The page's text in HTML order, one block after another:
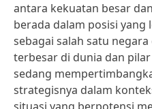
antara kekuatan besar
berada dalam posisi yang
sebagai salah satu
terbesar di dunia dan
sedang
strategisnya dalam